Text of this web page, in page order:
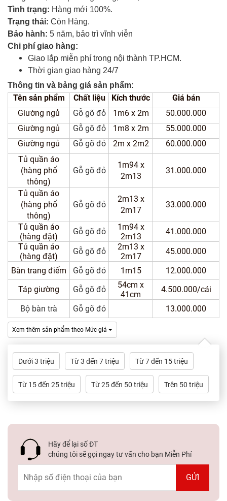
Nội
Thất
Văn
Phòng
Phẩm
Khác
Giới
Thiệu
Thức
Liên
Tình trạng: Hàng mới 100%.
Trạng thái: Còn Hàng.
Bảo hành: 5 năm, bảo trì vĩnh viễn
Chi phí giao hàng:
Giao lắp miễn phí trong nội thành TP.HCM.
Thời gian giao hàng 24/7
Thông tin và bảng giá sản phẩm:
Tên sản phẩm Chất liệu Kích thước
Giá bán
Giường ngủ
Gỗ gõ đỏ 1m6 x 2m
50.000.000
Giường ngủ
Gỗ gõ đỏ 1m8 x 2m
55.000.000
Giường ngủ
Gỗ gõ đỏ 2m x 2m2
60.000.000
Tủ quần áo
(hàng phổ
thông)
Gỗ gõ đỏ
1m94 x
2m13
31.000.000
Tủ quần áo
(hàng phổ
thông)
Gỗ gõ đỏ
2m13 x
2m17
33.000.000
Tủ quần áo
(hàng đặt)
Gỗ gõ đỏ
1m94 x
2m13
41.000.000
Tủ quần áo
(hàng đặt)
Gỗ gõ đỏ
2m13 x
2m17
45.000.000
Bàn trang điểm
Gỗ gõ đỏ 1m15
12.000.000
Táp giường
Gỗ gõ đỏ
54cm x
41cm
4.500.000/cái
Bộ bàn trà
Gỗ gõ đỏ 13.000.000
Xem thêm sản phẩm theo Mức giá
Dưới 3 triệu Từ 3 đến 7 triệu Từ 7 đến 15 triệu
Từ 15 đến 25 triệu Từ 25 đến 50 triệu Trên 50 triệu
Hãy để lại số ĐT
chúng tôi sẽ gọi ngay tư vấn cho bạn Miễn Phí